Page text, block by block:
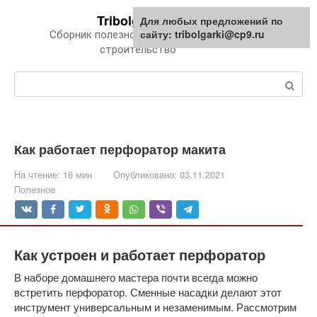
Tribolgarki.ru
Сборник полезной информации про
строительство
Как работает перфоратор макита
На чтение: 16 мин Опубликовано: 03.11.2021
Полезное
Как устроен и работает перфоратор
В наборе домашнего мастера почти всегда можно
встретить перфоратор. Сменные насадки делают этот
инструмент универсальным и незаменимым. Рассмотрим
Для любых предложений по
сайту: tribolgarki@cp9.ru